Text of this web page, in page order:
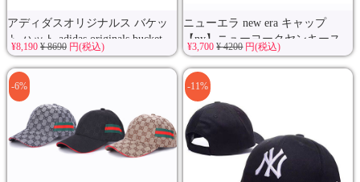
アディダスオリジナルス バケッ
ト ハット adidas originals bucket...
¥8,190 ¥ 8690円(税込)
ニューエラ new era キャップ
【ny】ニューヨークヤンキース
ロ...
¥3,700¥ 4200円(税込)
-6% -11%